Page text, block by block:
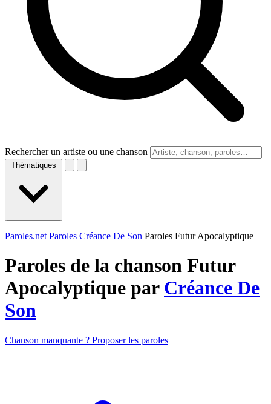
Rechercher un artiste ou une chanson
Thématiques
Paroles.net Paroles Créance De Son Paroles Futur Apocalyptique
Paroles de la chanson Futur
Apocalyptique par Créance De
Son
Chanson manquante ? Proposer les paroles